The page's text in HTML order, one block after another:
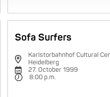
Sofa Surfers
Karlstorbahnhof Cultural
Heidelberg
27. October 1999
8:00 p.m.